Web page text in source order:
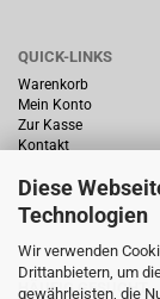
Diese
Technologien
Wir verwenden
Drittanbietern, um
gewährleisten, die
QUICK-LINKS
Warenkorb
Mein Konto
Zur Kasse
Kontakt
HÄUFIG GESUCHT